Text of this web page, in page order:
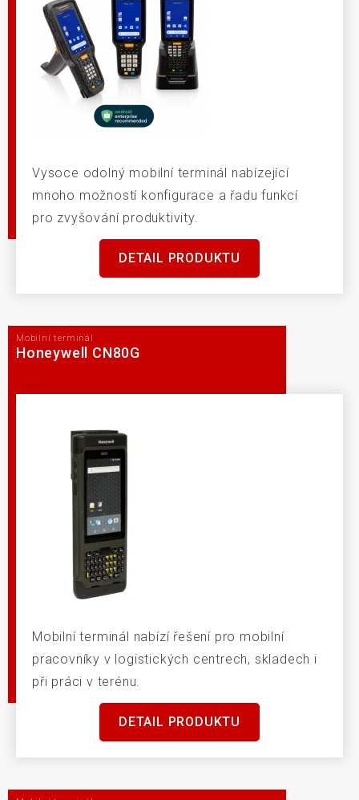
Vysoce odolný mobilní terminál nabízející
mnoho možností konfigurace a řadu funkcí
pro zvyšování produktivity.
DETAIL PRODUKTU
Mobilní terminál
Honeywell CN80G
Mobilní terminál nabízí řešení pro mobilní
pracovníky v logistických centrech, skladech i
při práci v terénu.
DETAIL PRODUKTU